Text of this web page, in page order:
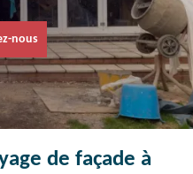
nous
de façade à